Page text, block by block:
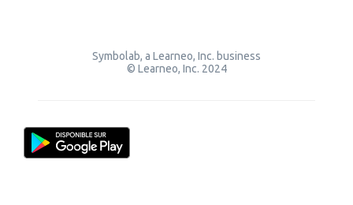
Symbolab, a Learneo, Inc. business
© Learneo, Inc. 2024